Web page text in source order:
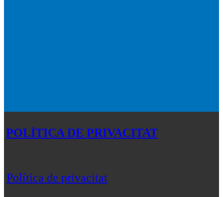
POLÍTICA DE PRIVACITAT
Política de privacitat